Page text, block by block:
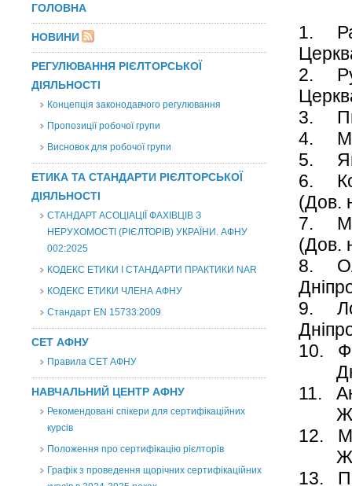
ГОЛОВНА
НОВИНИ
РЕГУЛЮВАННЯ РІЄЛТОРСЬКОЇ
ДІЯЛЬНОСТІ
Концепція законодавчого регулювання
Пропозиції робочої групи
Висновок для робочої групи
ЕТИКА ТА СТАНДАРТИ РІЄЛТОРСЬКОЇ
ДІЯЛЬНОСТІ
СТАНДАРТ АСОЦІАЦІЇ ФАХІВЦІВ З
НЕРУХОМОСТІ (РІЄЛТОРІВ) УКРАЇНИ. АФНУ
002:2025
КОДЕКС ЕТИКИ І СТАНДАРТИ ПРАКТИКИ NAR
КОДЕКС ЕТИКИ ЧЛЕНА АФНУ
Стандарт EN 15733:2009
СЕТ АФНУ
Правила СЕТ АФНУ
НАВЧАЛЬНИЙ ЦЕНТР АФНУ
Рекомендовані спікери для сертифікаційних
курсів
Положення про сертифікацію рієлторів
Графік з проведення щорічних сертифікаційних
1.
2.
3.
4.
5.
6.
(Дов.
7.
(Дов.
8.
9.
10.
11.
12.
13.